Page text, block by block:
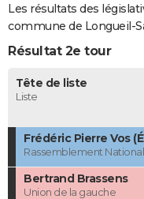
Les résultats des
commune de Longueil-
Résultat 2e tour
Tête de liste
Liste
Frédéric Pierre Vos
Rassemblement National
Bertrand Brassens
Union de la gauche